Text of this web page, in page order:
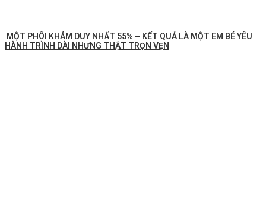
MỘT PHÔI KHẢM DUY NHẤT 55% – KẾT QUẢ LÀ MỘT EM BÉ YÊU
HÀNH TRÌNH DÀI NHƯNG THẬT TRỌN VẸN